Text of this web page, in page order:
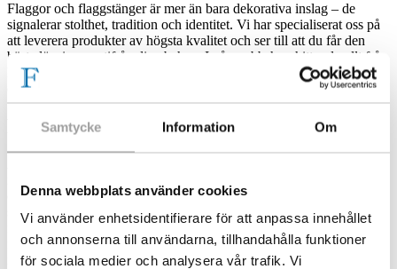
Samtycke Information Om
Denna webbplats använder cookies
Vi använder enhetsidentifierare för att anpassa innehållet
och annonserna till användarna, tillhandahålla funktioner
för sociala medier och analysera vår trafik. Vi
Flaggor och flaggstänger är mer än bara dekorativa inslag – de
signalerar stolthet, tradition och identitet. Vi har specialiserat oss på
att leverera produkter av högsta kvalitet och ser till att du får den
bästa lösningen utifrån dina behov. I vår webbshop hittar du allt från
klassiska nationsflaggor och vimplar till flaggstänger i olika storlekar
och flaggstångsbelysning som förhöjer helhetsintrycket.
Professionell montering och service
erfarna montörer ser till att din flaggstång installeras stabilt och
säkert, oavsett om den ska placeras i trädgården eller vid ett
företagsområde. Vi erbjuder även service och underhåll, från
flagglinsbyten till reparationer, för att din flaggstång ska hålla i
många år framöver.